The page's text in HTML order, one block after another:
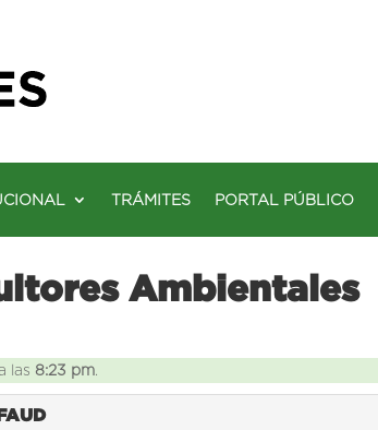
TRÁMITES PORTAL PÚBLICO
Ambientales
las 8:23 pm